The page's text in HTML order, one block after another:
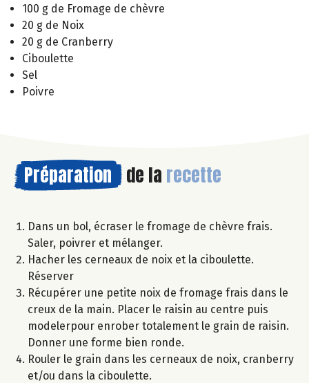
100 g de Fromage de chèvre
20 g de Noix
20 g de Cranberry
Ciboulette
Sel
Poivre
Préparation de la recette
Dans un bol, écraser le fromage de chèvre frais.
Saler, poivrer et mélanger.
Hacher les cerneaux de noix et la ciboulette.
Réserver
Récupérer une petite noix de fromage frais dans le
creux de la main. Placer le raisin au centre puis
modelerpour enrober totalement le grain de raisin.
Donner une forme bien ronde.
Rouler le grain dans les cerneaux de noix, cranberry
et/ou dans la ciboulette.